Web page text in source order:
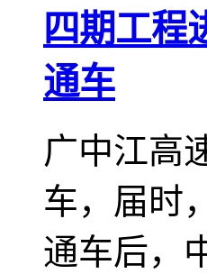
四期工程
通车
广中江高
车，届时
通车后，